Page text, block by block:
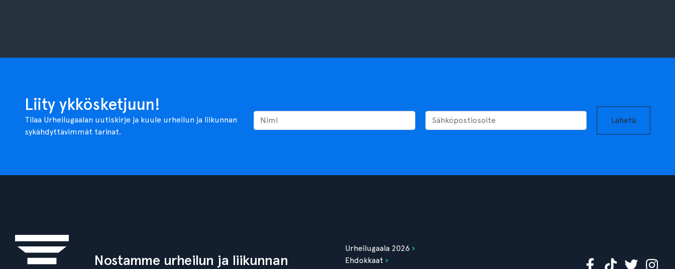
Liity ykkösketjuun!
Tilaa Urheilugaalan uutiskirje ja kuule urheilun ja liikunnan
sykähdyttävimmät tarinat.
Lähetä
Nostamme urheilun ja liikunnan
Urheilugaala 2026
Ehdokkaat